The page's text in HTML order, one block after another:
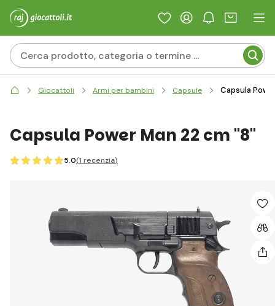
Giocattoli Armi per bambini Capsule Capsula
Capsula Power Man 22 cm "8"
5.0(1 recenzia)